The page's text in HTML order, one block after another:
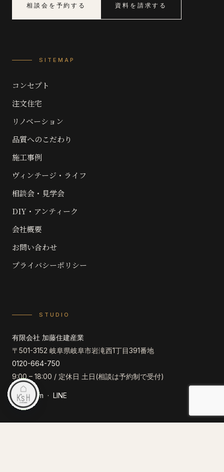
相談会を予約する 資料を請求する
SITEMAP
コンセプト
注文住宅
リノベーション
品質へのこだわり
施工事例
ヴィンテージ・ライフ
相談会・見学会
DIY・アンティーク
会社概要
お問い合わせ
プライバシーポリシー
STUDIO
有限会社 加藤住建産業
〒501-3152 岐阜県岐阜市岩滝西1丁目391番地
0120-664-750
9:00 – 18:00 / 定休日 土日(相談は予約制で受付)
Instagram · LINE